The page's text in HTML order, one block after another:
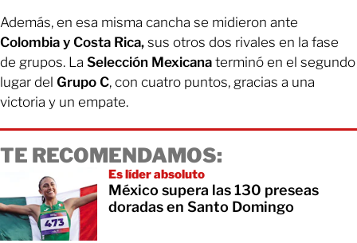
Además, en esa misma cancha se midieron ante
Colombia y Costa Rica, sus otros dos rivales en la fase
de grupos. La Selección Mexicana terminó en el segundo
lugar del Grupo C, con cuatro puntos, gracias a una
victoria y un empate.
TE RECOMENDAMOS:
Es líder absoluto
México supera las 130 preseas
doradas en Santo Domingo